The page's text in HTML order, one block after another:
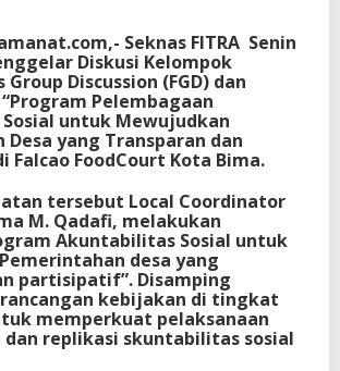
a
H
e
l
a
t
F
D
Seknas FITRA Senin
Diskusi Kelompok
Discussion (FGD) dan
Pelembagaan
untuk Mewujudkan
yang Transparan dan
Falcao FoodCourt Kota Bima.
tersebut Local Coordinator
M. Qadafi, melakukan
Akuntabilitas Sosial untuk
desa yang
partisipatif”. Disamping
kebijakan di tingkat
memperkuat pelaksanaan
dan replikasi skuntabilitas sosial